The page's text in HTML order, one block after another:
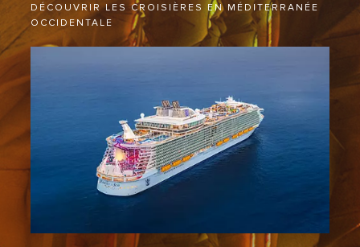
DÉCOUVRIR LES CROISIÈRES EN MÉDITERRANÉE
OCCIDENTALE